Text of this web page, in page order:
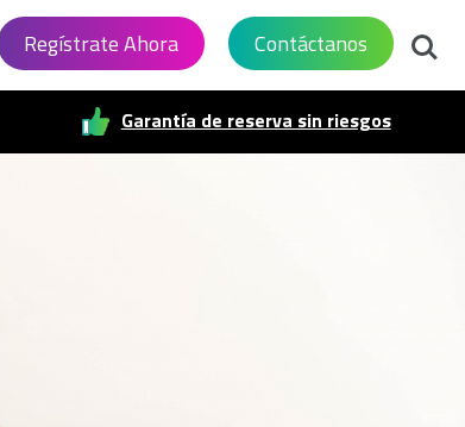
Regístrate Ahora Contáctanos
Garantía de reserva sin riesgos